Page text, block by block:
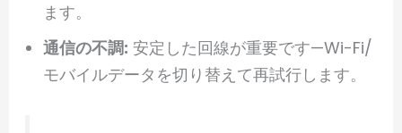
ます。
通信の不調: 安定した回線が重要です—Wi-Fi/
モバイルデータを切り替えて再試行します。